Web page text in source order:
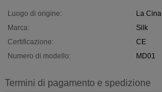
Luogo di origine:
La Cina
Marca:
Silk
Certificazione:
CE
Numero di modello:
MD01
Termini di pagamento e spedizione